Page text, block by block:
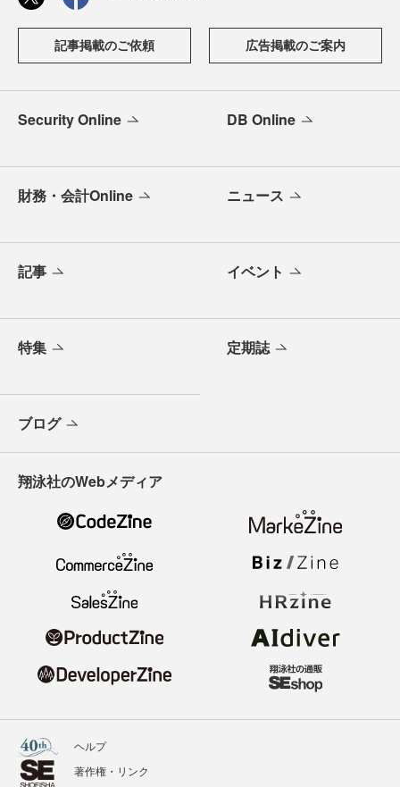
記事掲載のご依頼 広告掲載のご案内
Security Online DB Online
財務・会計Online ニュース
記事 イベント
特集 定期誌
ブログ
翔泳社のWebメディア
ヘルプ
著作権・リンク